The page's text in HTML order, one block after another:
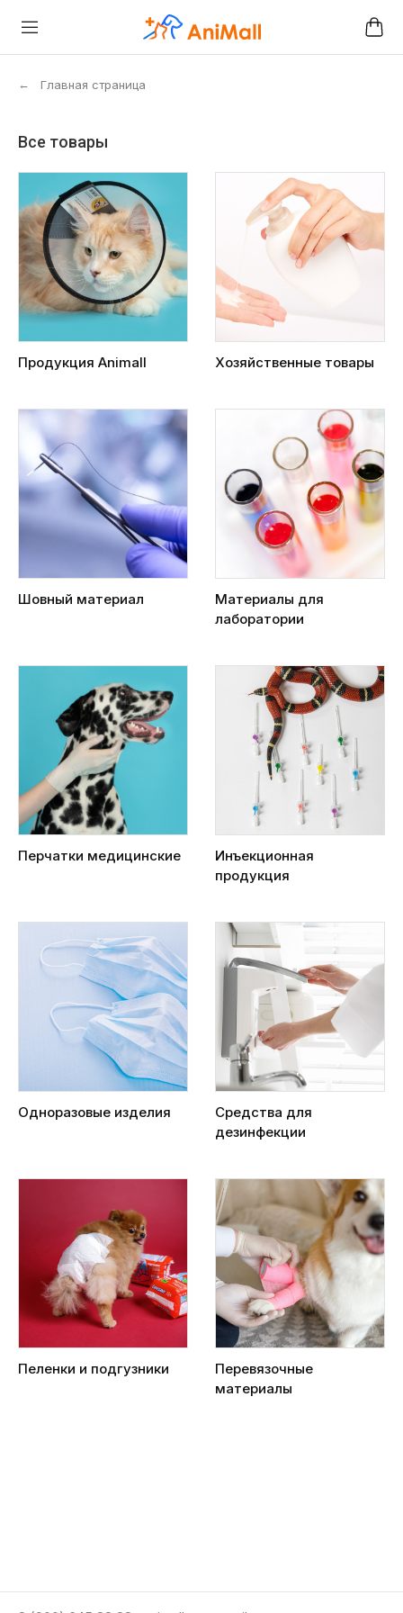
← Главная страница
Все товары
Продукция Animall Хозяйственные товары
Шовный материал
Материалы для
лаборатории
Перчатки медицинские
Инъекционная
продукция
Одноразовые изделия
Средства для
дезинфекции
Пеленки и подгузники
Перевязочные
материалы